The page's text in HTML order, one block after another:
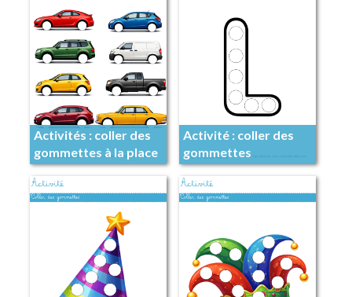
Activités : coller des
gommettes à la place
des roues
Activité : coller des
gommettes